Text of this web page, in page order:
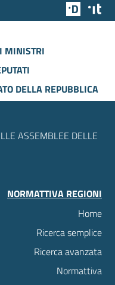
Team
MINISTRI
DELLA REPUBBLICA
ASSEMBLEE DELLE
NORMATTIVA REGIONI
Home
Ricerca semplice
Ricerca avanzata
Normattiva